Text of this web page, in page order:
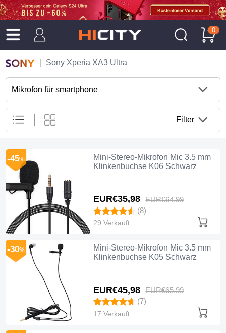
0
Sony Xperia XA3 Ultra
Mikrofon für smartphone
Filter
Mini-Stereo-Mikrofon Mic 3.5 mm
Klinkenbuchse K06 Schwarz
EUR€35,98 EUR€64,99
-45%
(8)
29 Verkauft
Mini-Stereo-Mikrofon Mic 3.5 mm
Klinkenbuchse K05 Schwarz
EUR€45,98 EUR€65,99
-30%
(7)
17 Verkauft